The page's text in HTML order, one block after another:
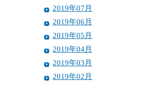
2019年07月
2019年06月
2019年05月
2019年04月
2019年03月
2019年02月